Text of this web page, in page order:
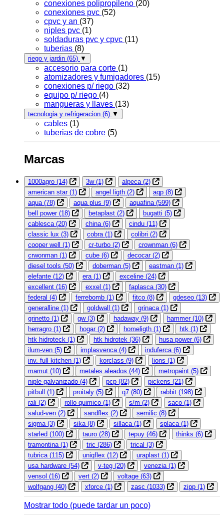
conexiones polipropileno (20)
conexiones pvc (52)
cpvc y an (37)
niples pvc (1)
soldaduras pvc y cpvc (11)
tuberias (8)
riego y jardin (65) ▼
accesorio para corte (1)
atomizadores y fumigadores (15)
conexiones p/ riego (32)
equipo p/ riego (4)
mangueras y llaves (13)
tecnologia y refrigeracion (6) ▼
cables (1)
tuberias de cobre (5)
Marcas
1000agro (14) 3w (1) alpeca (2)
american star (1) angel ligth (2) aqp (8)
aqua (78) aqua plus (9) aquafina (599)
bell power (18) betaplast (2) bugatti (5)
cablesca (20) china (6) cindu (11)
classic lux (3) cobra (1) colibri (2)
cooper well (1) cr-turbo (2) crownman (6)
crwonman (1) cube (6) decocar (2)
diesel tools (50) doberman (5) eastman (1)
elefante (12) era (1) exceline (24)
excellent (16) exxel (1) faplasca (30)
federal (4) ferrebomb (1) fitco (8) gdeseo (13)
generalline (1) goldwall (1) grinaca (1)
grinetto (1) gw (3) hadaway (9) hammer (10)
herragro (1) hogar (2) homeligth (1) htk (1)
htk hidroteck (1) htk hidrotek (36) husa power (6)
ilum-ven (5) implasvenca (4) induferca (6)
inv. full kitchen (1) korclass (9) lions (1)
mamut (10) metales aleados (44) metropaint (5)
niple galvanizado (4) pcp (82) pickens (21)
pitbull (1) proitaly (5) q7 (80) rabbit (198)
rali (2) rollo quimico (1) s/m (2) saco (1)
salud-ven (2) sandflex (2) semilic (8)
sigma (3) sika (8) sillaca (1) splaca (1)
starled (100) tauro (28) tepuy (46) thinks (6)
tramontina (1) tric (286) trical (3)
tubrica (115) uniqflex (12) uraplast (1)
usa hardware (54) v-teg (20) venezia (1)
vensol (16) vert (2) voltage (63)
wolfgang (40) xforce (1) zasc (1033) zipp (1)
Mostrar todo (puede tardar un poco)